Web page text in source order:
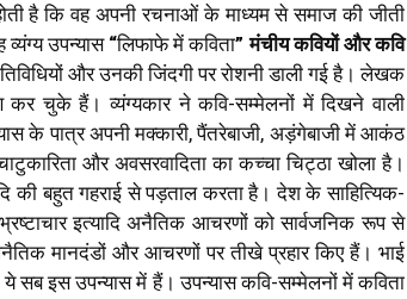
है कि वह अपनी रचनाओं के माध्यम से समाज की जीती
उपन्यास “लिफाफे में कविता”मंचीय कवियों और कवि
और उनकी जिंदगी पर रोशनी डाली गई है। लेखक
चुके हैं। व्यंग्यकार ने कवि-सम्मेलनों में दिखने वाली
के पात्र अपनी मक्कारी, पैंतरेबाजी, अड़ंगेबाजी में आकंठ
और अवसरवादिता का कच्चा चिट्ठा खोला है।
की बहुत गहराई से पड़ताल करता है। देश के साहित्यिक-
इत्यादि अनैतिक आचरणों को सार्वजनिक रूप से
मानदंडों और आचरणों पर तीखे प्रहार किए हैं। भाई
ये सब इस उपन्यास में हैं। उपन्यास कवि-सम्मेलनों में कविता